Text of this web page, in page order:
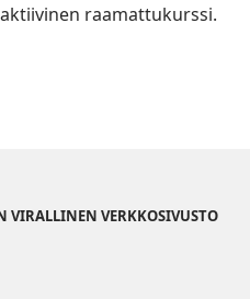
raamattukurssi.
VIRALLINEN VERKKOSIVUSTO